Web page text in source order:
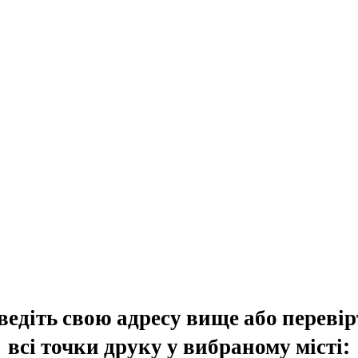
свою адресу вище або
всі точки друку у вибраному місті: